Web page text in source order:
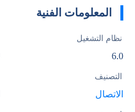
المعلومات الفنية
نظام التشغيل
6.0
التصنيف
الاتصال